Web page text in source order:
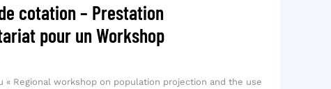
cotation – Prestation
pour un Workshop
« Regional workshop on population projection and the use